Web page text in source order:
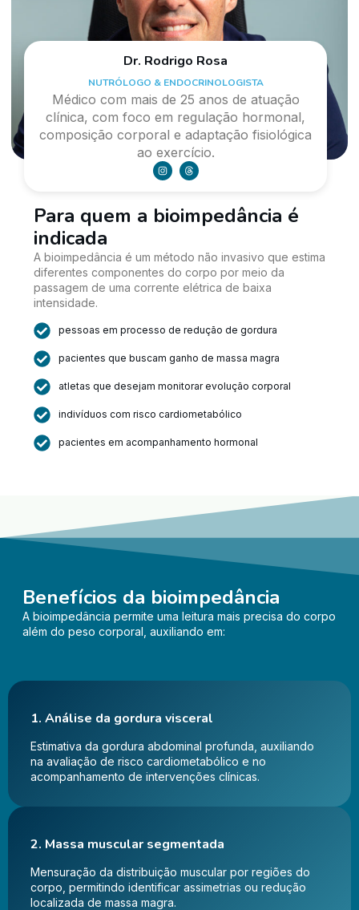
Dr. Rodrigo Rosa
NUTRÓLOGO & ENDOCRINOLOGISTA
Médico com mais de 25 anos de atuação
clínica, com foco em regulação hormonal,
composição corporal e adaptação fisiológica
ao exercício.
Para quem a bioimpedância é
indicada
A bioimpedância é um método não invasivo que estima
diferentes componentes do corpo por meio da
passagem de uma corrente elétrica de baixa
intensidade.
pessoas em processo de redução de gordura
pacientes que buscam ganho de massa magra
atletas que desejam monitorar evolução corporal
indivíduos com risco cardiometabólico
pacientes em acompanhamento hormonal
Benefícios da bioimpedância
A bioimpedância permite uma leitura mais precisa do corpo
além do peso corporal, auxiliando em:
1. Análise da gordura visceral
Estimativa da gordura abdominal profunda, auxiliando
na avaliação de risco cardiometabólico e no
acompanhamento de intervenções clínicas.
2. Massa muscular segmentada
Mensuração da distribuição muscular por regiões do
corpo, permitindo identificar assimetrias ou redução
localizada de massa magra.